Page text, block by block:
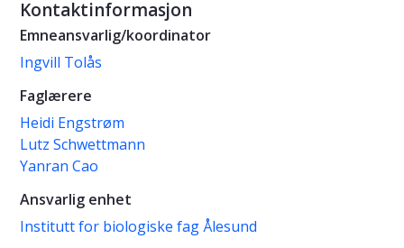
Kontaktinformasjon
Emneansvarlig/koordinator
Ingvill Tolås
Faglærere
Heidi Engstrøm
Lutz Schwettmann
Yanran Cao
Ansvarlig enhet
Institutt for biologiske fag Ålesund